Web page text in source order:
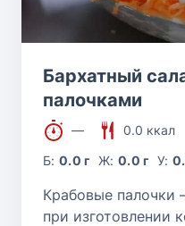
Бархатный
палочками
—
0.0 ккал
Б:0.0 г Ж: 0.0 г У:
Крабовые палочки
при изготовлении